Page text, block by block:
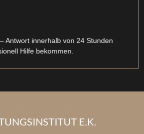
– Antwort innerhalb von 24 Stunden
Hilfe bekommen.
E.K.